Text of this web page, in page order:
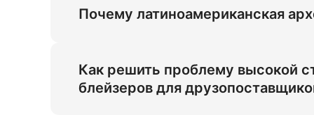
из крепа. Мягкая студийная диффузия
стоимость профессиональных
Почему латиноамериканская
предпочтения клиентов и повышает
стандартам продукт-фотографии
Как решить проблему высокой
блейзеров для